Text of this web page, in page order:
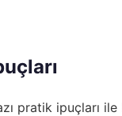
pratik ipuçları